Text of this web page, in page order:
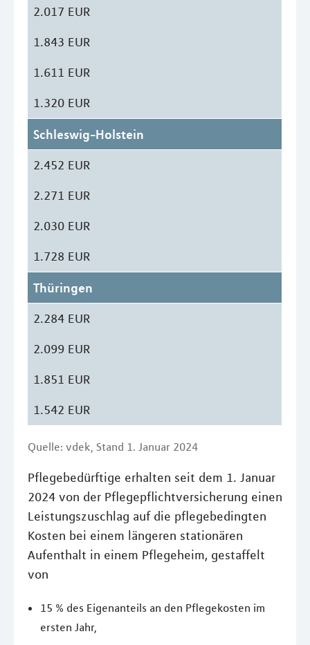
2.017 EUR
1.843 EUR
1.611 EUR
1.320 EUR
Schleswig-Holstein
2.452 EUR
2.271 EUR
2.030 EUR
1.728 EUR
Thüringen
2.284 EUR
2.099 EUR
1.851 EUR
1.542 EUR
Quelle: vdek, Stand 1. Januar 2024
Pflegebedürftige erhalten seit dem 1. Januar
2024 von der Pflegepflichtversicherung einen
Leistungszuschlag auf die pflegebedingten
Kosten bei einem längeren stationären
Aufenthalt in einem Pflegeheim, gestaffelt
von
15 % des Eigenanteils an den Pflegekosten im
ersten Jahr,